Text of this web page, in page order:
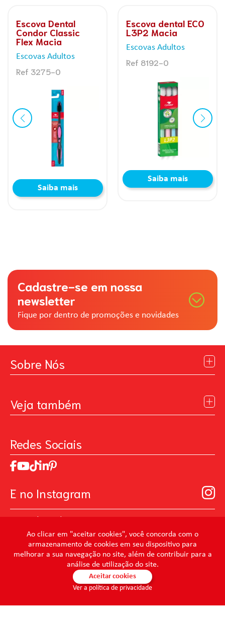
Ao clicar em "aceitar cookies", você concorda com o
armazenamento de cookies em seu dispositivo para
melhorar a sua navegação no site, além de contribuir para a
análise de utilização do site.
Aceitar cookies
Ver a política de privacidade
dental ECO
Macia
Adultos
8192-0
Saiba mais
Escova dental
Condor Mickey e
Amigos Ultramacia
Saiba mais
Cadastre-se em nossa
newsletter
Fique por dentro de promoções e novidades
Sobre Nós
Contato
Trabalhe Conosco
Relatório de Sustentabilidade 2025
Código de ética
Acionistas
Prevenir Não Dói
Veja também
MasterChef
Art Of Love
Seja um distribuidor de Limpeza Profissional
Redes Sociais
E no Instagram
@mundocondor
@condorbeleza
@condorlimpeza
@condorhigienebucal
@condorpinturaimobiliaria
@condorpinturaartistica
@condorlimpezaprofissional